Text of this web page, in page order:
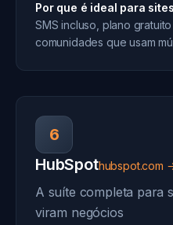
Por que é ideal para
SMS incluso, plano
comunidades que usam
6
HubSpothubspot.com
A suíte completa para
viram negócios